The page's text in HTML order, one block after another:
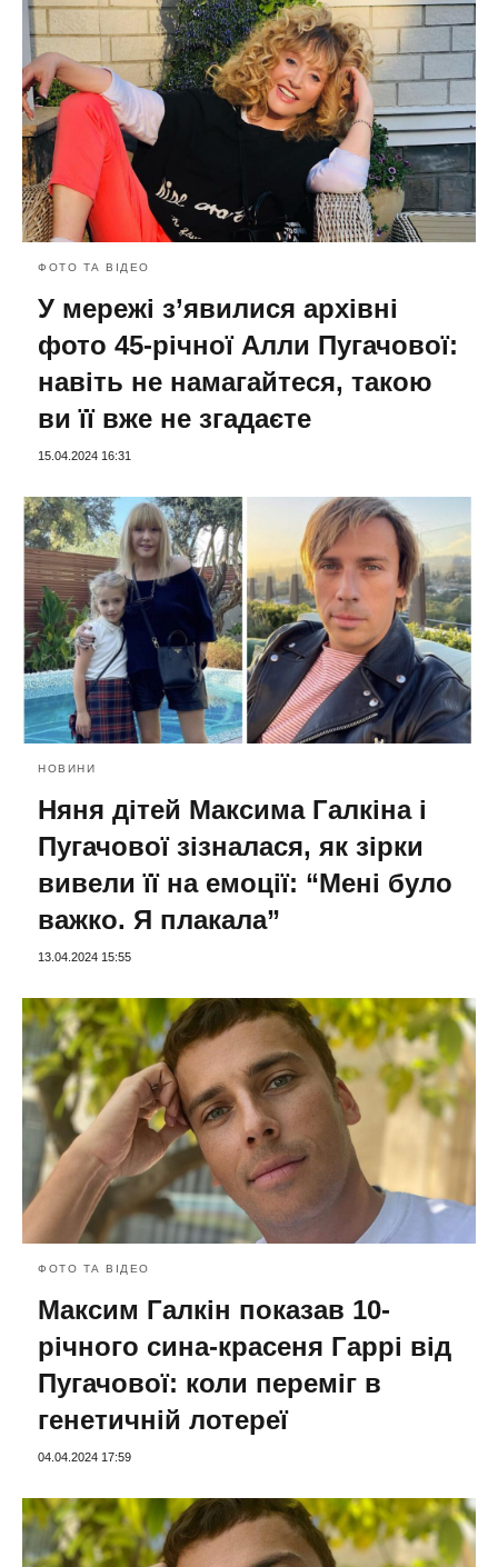
ФОТО ТА ВІДЕО
У мережі з’явилися архівні
фото 45-річної Алли Пугачової:
навіть не намагайтеся, такою
ви її вже не згадаєте
15.04.2024 16:31
НОВИНИ
Няня дітей Максима Галкіна і
Пугачової зізналася, як зірки
вивели її на емоції: “Мені було
важко. Я плакала”
13.04.2024 15:55
ФОТО ТА ВІДЕО
Максим Галкін показав 10-
річного сина-красеня Гаррі від
Пугачової: коли переміг в
генетичній лотереї
04.04.2024 17:59